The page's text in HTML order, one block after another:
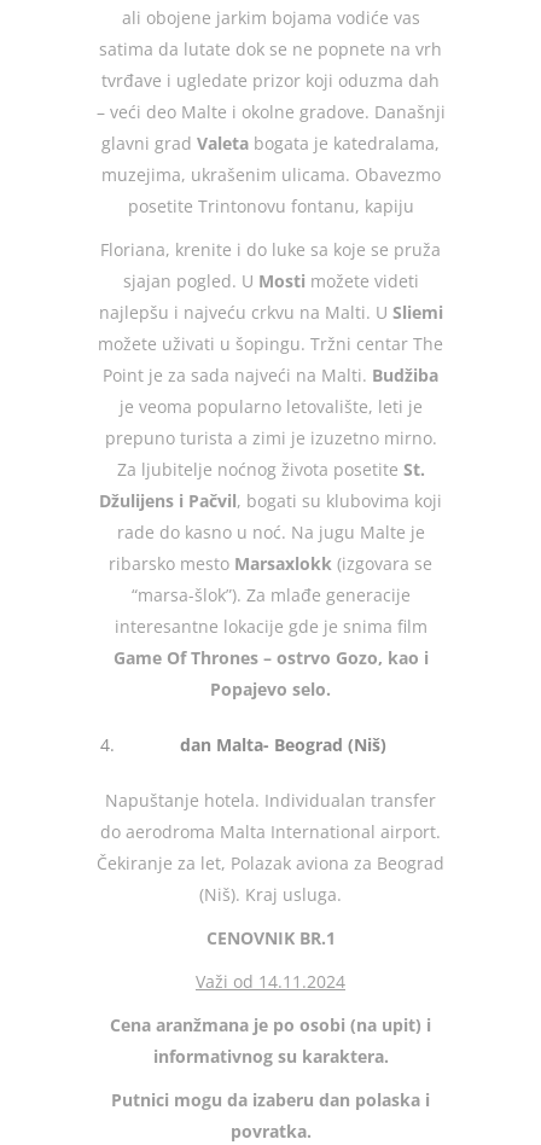
ali obojene jarkim bojama vodiće vas
satima da lutate dok se ne popnete na vrh
tvrđave i ugledate prizor koji oduzma dah
– veći deo Malte i okolne gradove. Današnji
glavni grad Valeta bogata je katedralama,
muzejima, ukrašenim ulicama. Obavezmo
posetite Trintonovu fontanu, kapiju
Floriana, krenite i do luke sa koje se pruža
sjajan pogled. U Mosti možete videti
najlepšu i najveću crkvu na Malti. U Sliemi
možete uživati u šopingu. Tržni centar The
Point je za sada najveći na Malti. Budžiba
je veoma popularno letovalište, leti je
prepuno turista a zimi je izuzetno mirno.
Za ljubitelje noćnog života posetite St.
Džulijens i Pačvil, bogati su klubovima koji
rade do kasno u noć. Na jugu Malte je
ribarsko mesto Marsaxlokk (izgovara se
“marsa-šlok”). Za mlađe generacije
interesantne lokacije gde je snima film
Game Of Thrones – ostrvo Gozo, kao i
Popajevo selo.
dan Malta- Beograd (Niš)
Napuštanje hotela. Individualan transfer
do aerodroma Malta International airport.
Čekiranje za let, Polazak aviona za Beograd
(Niš). Kraj usluga.
CENOVNIK BR.1
Važi od 14.11.2024
Cena aranžmana je po osobi (na upit) i
informativnog su karaktera.
Putnici mogu da izaberu dan polaska i
povratka.